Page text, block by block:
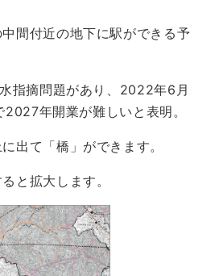
間付近の地下に駅ができる予
指摘問題があり、2022年6月
年開業が難しいと表明。
出て「橋」ができます。
と拡大します。